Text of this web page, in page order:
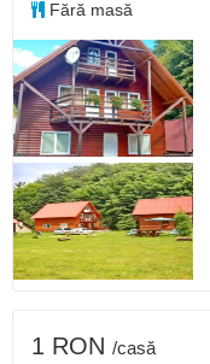
Fără masă
1 RON /casă